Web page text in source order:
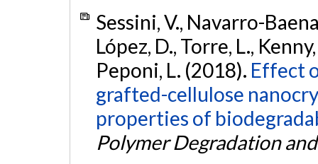
Sessini, V., Navarro-
López, D., Torre, L.,
Peponi, L. (2018). Effect
grafted-cellulose
properties of
Polymer Degradation